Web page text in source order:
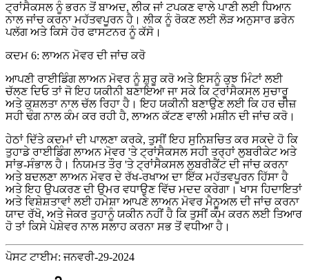
ਟ੍ਰਾਂਸੈਕਸਲ ਨੂੰ ਭਰਨ ਤੋਂ ਬਾਅਦ, ਲੀਕ ਜਾਂ ਟਪਕਣ ਵਾਲੇ ਪਾਣੀ ਲਈ ਧਿਆਨ
ਨਾਲ ਜਾਂਚ ਕਰਨਾ ਮਹੱਤਵਪੂਰਨ ਹੈ। ਲੀਕ ਨੂੰ ਰੋਕਣ ਲਈ ਲੋੜ ਅਨੁਸਾਰ ਡਰੇਨ
ਪਲੱਗ ਅਤੇ ਕਿਸੇ ਹੋਰ ਫਾਸਟਨਰ ਨੂੰ ਕੱਸੋ।
ਕਦਮ 6: ਲਾਅਨ ਮੋਵਰ ਦੀ ਜਾਂਚ ਕਰੋ
ਆਪਣੀ ਰਾਈਡਿੰਗ ਲਾਅਨ ਮੋਵਰ ਨੂੰ ਸ਼ੁਰੂ ਕਰੋ ਅਤੇ ਇਸਨੂੰ ਕੁਝ ਮਿੰਟਾਂ ਲਈ
ਚੱਲਣ ਦਿਓ ਤਾਂ ਜੋ ਇਹ ਯਕੀਨੀ ਬਣਾਇਆ ਜਾ ਸਕੇ ਕਿ ਟ੍ਰਾਂਸੈਕਸਲ ਸੁਚਾਰੂ
ਅਤੇ ਕੁਸ਼ਲਤਾ ਨਾਲ ਚੱਲ ਰਿਹਾ ਹੈ। ਇਹ ਯਕੀਨੀ ਬਣਾਉਣ ਲਈ ਕਿ ਹਰ ਚੀਜ਼
ਸਹੀ ਢੰਗ ਨਾਲ ਕੰਮ ਕਰ ਰਹੀ ਹੈ, ਲਾਅਨ ਕੱਟਣ ਵਾਲੀ ਮਸ਼ੀਨ ਦੀ ਜਾਂਚ ਕਰੋ।
ਹੇਠਾਂ ਦਿੱਤੇ ਕਦਮਾਂ ਦੀ ਪਾਲਣਾ ਕਰਕੇ, ਤੁਸੀਂ ਇਹ ਸੁਨਿਸ਼ਚਿਤ ਕਰ ਸਕਦੇ ਹੋ ਕਿ
ਤੁਹਾਡੇ ਰਾਈਡਿੰਗ ਲਾਅਨ ਮੋਵਰ 'ਤੇ ਟ੍ਰਾਂਸੈਕਸਲ ਸਹੀ ਤਰ੍ਹਾਂ ਲੁਬਰੀਕੇਟ ਅਤੇ
ਸਾਂਭ-ਸੰਭਾਲ ਹੈ। ਨਿਯਮਤ ਤੌਰ 'ਤੇ ਟ੍ਰਾਂਸੈਕਸਲ ਲੁਬਰੀਕੈਂਟ ਦੀ ਜਾਂਚ ਕਰਨਾ
ਅਤੇ ਬਦਲਣਾ ਲਾਅਨ ਮੋਵਰ ਦੇ ਰੱਖ-ਰਖਾਅ ਦਾ ਇੱਕ ਮਹੱਤਵਪੂਰਨ ਹਿੱਸਾ ਹੈ
ਅਤੇ ਇਹ ਉਪਕਰਣ ਦੀ ਉਮਰ ਵਧਾਉਣ ਵਿੱਚ ਮਦਦ ਕਰੇਗਾ। ਖਾਸ ਹਿਦਾਇਤਾਂ
ਅਤੇ ਵਿਸ਼ੇਸ਼ਤਾਵਾਂ ਲਈ ਹਮੇਸ਼ਾ ਆਪਣੇ ਲਾਅਨ ਮੋਵਰ ਮੈਨੂਅਲ ਦੀ ਜਾਂਚ ਕਰਨਾ
ਯਾਦ ਰੱਖੋ, ਅਤੇ ਜੇਕਰ ਤੁਹਾਨੂੰ ਯਕੀਨ ਨਹੀਂ ਹੈ ਕਿ ਤੁਸੀਂ ਕੰਮ ਕਰਨ ਲਈ ਤਿਆਰ
ਹੋ ਤਾਂ ਕਿਸੇ ਪੇਸ਼ੇਵਰ ਨਾਲ ਸਲਾਹ ਕਰਨਾ ਸਭ ਤੋਂ ਵਧੀਆ ਹੈ।
ਪੋਸਟ ਟਾਈਮ: ਜਨਵਰੀ-29-2024